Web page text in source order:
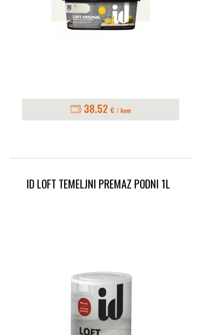
38.52 € / kom
ID LOFT TEMELJNI PREMAZ PODNI 1L